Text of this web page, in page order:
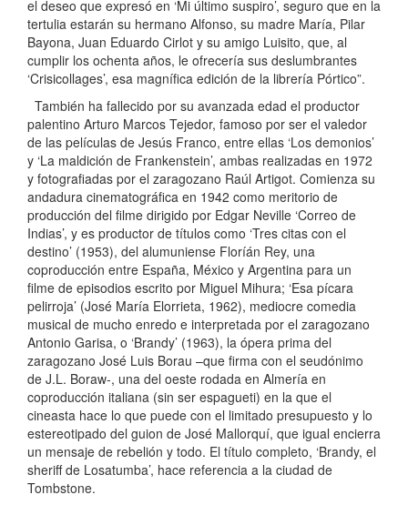
el deseo que expresó en ‘Mi último suspiro’, seguro que en la
tertulia estarán su hermano Alfonso, su madre María, Pilar
Bayona, Juan Eduardo Cirlot y su amigo Luisito, que, al
cumplir los ochenta años, le ofrecería sus deslumbrantes
‘Crisicollages’, esa magnífica edición de la librería Pórtico”.
También ha fallecido por su avanzada edad el productor
palentino Arturo Marcos Tejedor, famoso por ser el valedor
de las películas de Jesús Franco, entre ellas ‘Los demonios’
y ‘La maldición de Frankenstein’, ambas realizadas en 1972
y fotografiadas por el zaragozano Raúl Artigot. Comienza su
andadura cinematográfica en 1942 como meritorio de
producción del filme dirigido por Edgar Neville ‘Correo de
Indias’, y es productor de títulos como ‘Tres citas con el
destino’ (1953), del alumuniense Floríán Rey, una
coproducción entre España, México y Argentina para un
filme de episodios escrito por Miguel Mihura; ‘Esa pícara
pelirroja’ (José María Elorrieta, 1962), mediocre comedia
musical de mucho enredo e interpretada por el zaragozano
Antonio Garisa, o ‘Brandy’ (1963), la ópera prima del
zaragozano José Luis Borau –que firma con el seudónimo
de J.L. Boraw-, una del oeste rodada en Almería en
coproducción italiana (sin ser espagueti) en la que el
cineasta hace lo que puede con el limitado presupuesto y lo
estereotipado del guion de José Mallorquí, que igual encierra
un mensaje de rebelión y todo. El título completo, ‘Brandy, el
sheriff de Losatumba’, hace referencia a la ciudad de
Tombstone.